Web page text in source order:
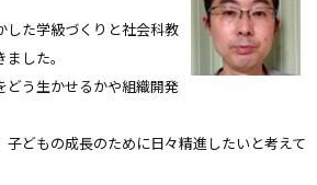
した学級づくりと社会科教
した。
どう生かせるかや組織開発
子どもの成長のために日々精進したいと考えて